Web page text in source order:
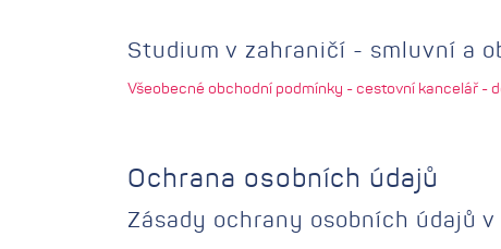
Studium v zahraničí - smluvní a
Všeobecné obchodní podmínky - cestovní kancelář -
Ochrana osobních údajů
Zásady ochrany osobních údajů v